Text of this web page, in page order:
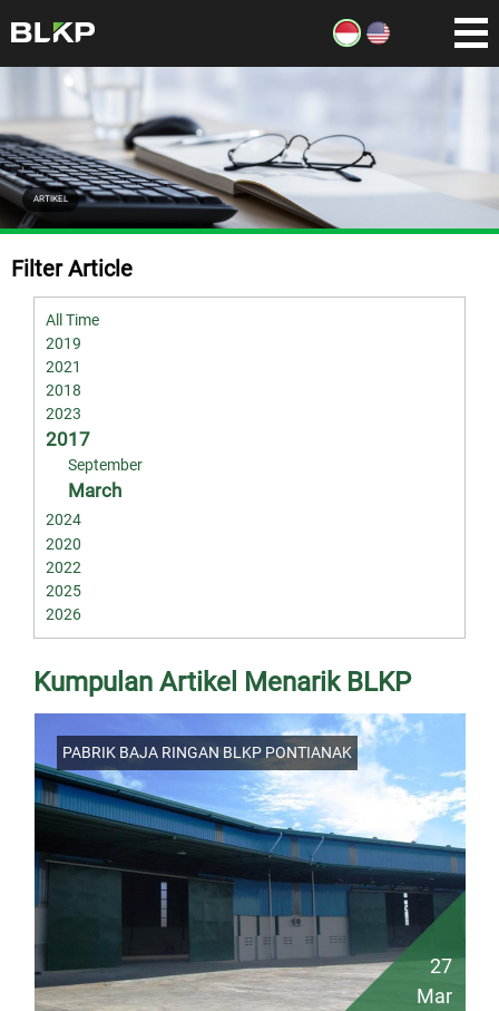
ARTIKEL
Filter Article
All Time
2019
2021
2018
2023
2017
September
March
2024
2020
2022
2025
2026
Kumpulan Artikel Menarik BLKP
PABRIK BAJA RINGAN BLKP PONTIANAK
27
Mar